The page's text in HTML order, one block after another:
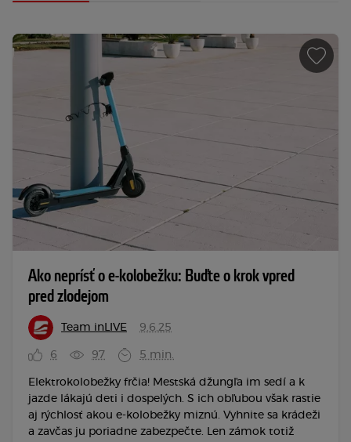
Ako neprísť o e-kolobežku: Buďte o krok vpred
pred zlodejom
Team inLIVE 9.6.25
6 97 5 min.
Elektrokolobežky frčia! Mestská džungľa im sedí a k
jazde lákajú deti i dospelých. S ich obľubou však rastie
aj rýchlosť akou e-kolobežky miznú. Vyhnite sa krádeži
a zavčas ju poriadne zabezpečte. Len zámok totiž